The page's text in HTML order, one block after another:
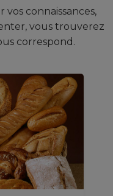
connaissances,
vous trouverez
correspond.